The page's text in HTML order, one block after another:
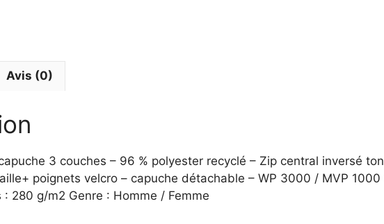
Avis (0)
3 couches – 96 % polyester recyclé – Zip central inversé
poignets velcro – capuche détachable – WP 3000 / MVP
280 g/m2 Genre : Homme / Femme